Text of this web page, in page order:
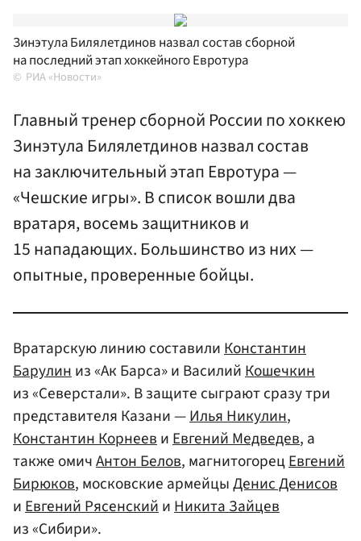
Зинэтула Билялетдинов назвал состав сборной
на последний этап хоккейного Евротура
РИА «Новости»
Главный тренер сборной России по хоккею
Зинэтула Билялетдинов назвал состав
на заключительный этап Евротура —
«Чешские игры». В список вошли два
вратаря, восемь защитников и
15 нападающих. Большинство из них —
опытные, проверенные бойцы.
Вратарскую линию составилиКонстантин
Барулиниз «Ак Барса» и ВасилийКошечкин
из «Северстали». В защите сыграют сразу три
представителя Казани —Илья Никулин,
Константин КорнеевиЕвгений Медведев, а
также омичАнтон Белов, магнитогорецЕвгений
Бирюков, московские армейцыДенис Денисов
иЕвгений РясенскийиНикита Зайцев
из «Сибири».